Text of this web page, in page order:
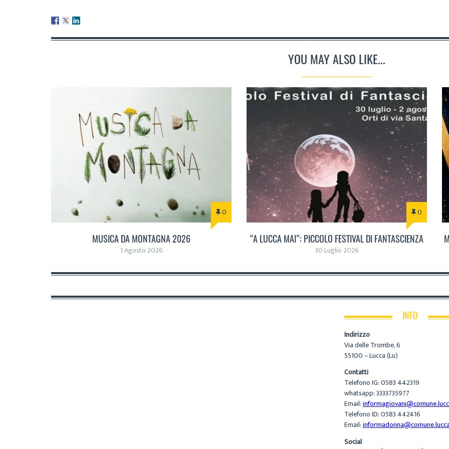
YOU MAY ALSO LIKE...
0
MUSICA DA MONTAGNA 2026
1 Agosto 2026
0
“A LUCCA MAI”: PICCOLO FESTIVAL DI FANTASCIENZA
30 Luglio 2026
INFO
Indirizzo
Via delle Trombe, 6
55100 – Lucca (Lu)
Contatti
Telefono IG: 0583 442319
whatsapp: 3333735977
Email:
Telefono ID: 0583 442416
Email:
Social